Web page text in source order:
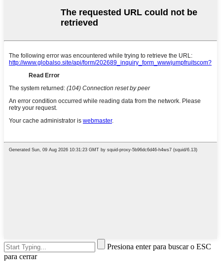
Presiona enter para buscar o ESC
para cerrar